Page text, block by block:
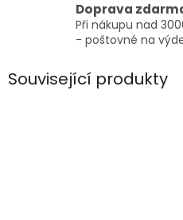
Doprava
Při nákupu nad
- poštovné na
Související produkty